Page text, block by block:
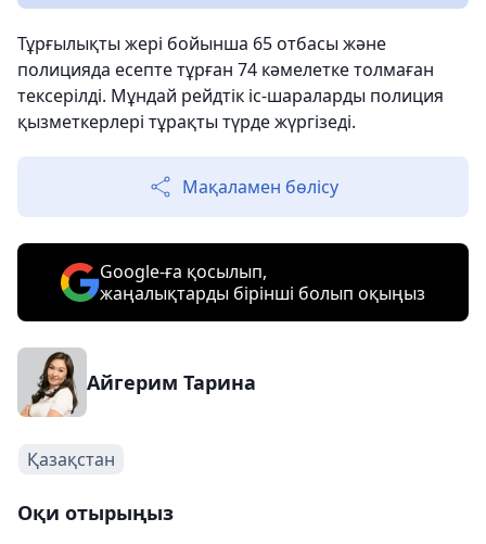
Тұрғылықты жері бойынша 65 отбасы және
полицияда есепте тұрған 74 кәмелетке толмаған
тексерілді. Мұндай рейдтік іс-шараларды полиция
қызметкерлері тұрақты түрде жүргізеді.
Мақаламен бөлісу
Google-ға қосылып,
жаңалықтарды бірінші болып оқыңыз
Айгерим Тарина
Қазақстан
Оқи отырыңыз